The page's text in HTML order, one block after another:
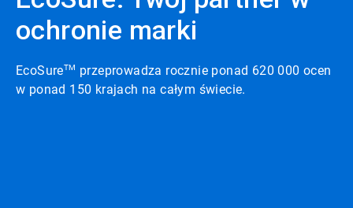
ochronie marki
EcoSureTM
przeprowadza rocznie ponad 620 000 ocen
w ponad 150 krajach na całym świecie.